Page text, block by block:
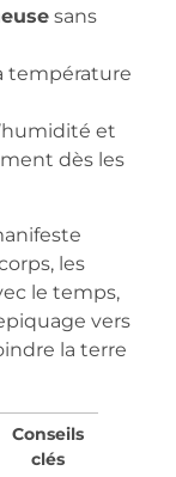
sans
température
et
dès les
les
le temps,
vers
la terre
Conseils
clés